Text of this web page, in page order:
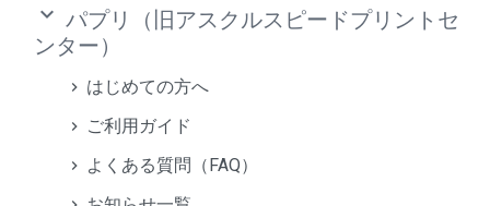
keyboard_arrow_down パプリ（旧アスクルスピードプリントセ
ンター）
はじめての方へ
ご利用ガイド
よくある質問（FAQ）